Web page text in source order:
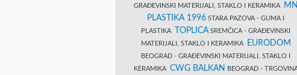
GRAĐEVINSKI MATERIJALI, STAKLO I KERAMIKA
MN
PLASTIKA 1996 STARA PAZOVA - GUMA I
PLASTIKA
TOPLICA SREMČICA - GRAĐEVINSKI
MATERIJALI, STAKLO I KERAMIKA
EURODOM
BEOGRAD - GRAĐEVINSKI MATERIJALI, STAKLO I
KERAMIKA CWG BALKAN
BEOGRAD -